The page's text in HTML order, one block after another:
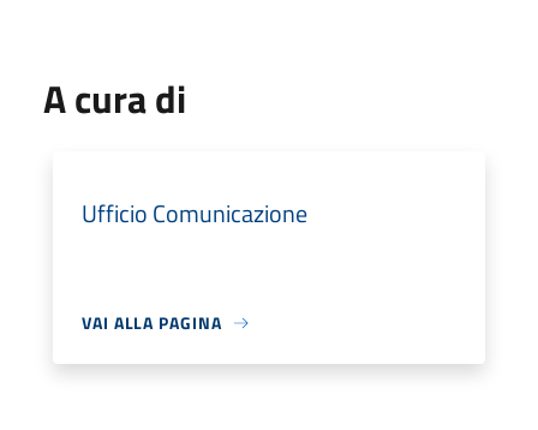
A cura di
Ufficio Comunicazione
VAI ALLA PAGINA